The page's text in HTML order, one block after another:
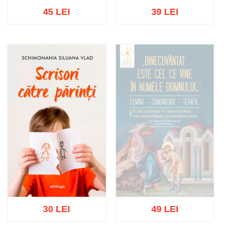
Adaugă în coș Wishlist
45 LEI
Adaugă în coș Wishlist
39 LEI
30 LEI 49 LEI